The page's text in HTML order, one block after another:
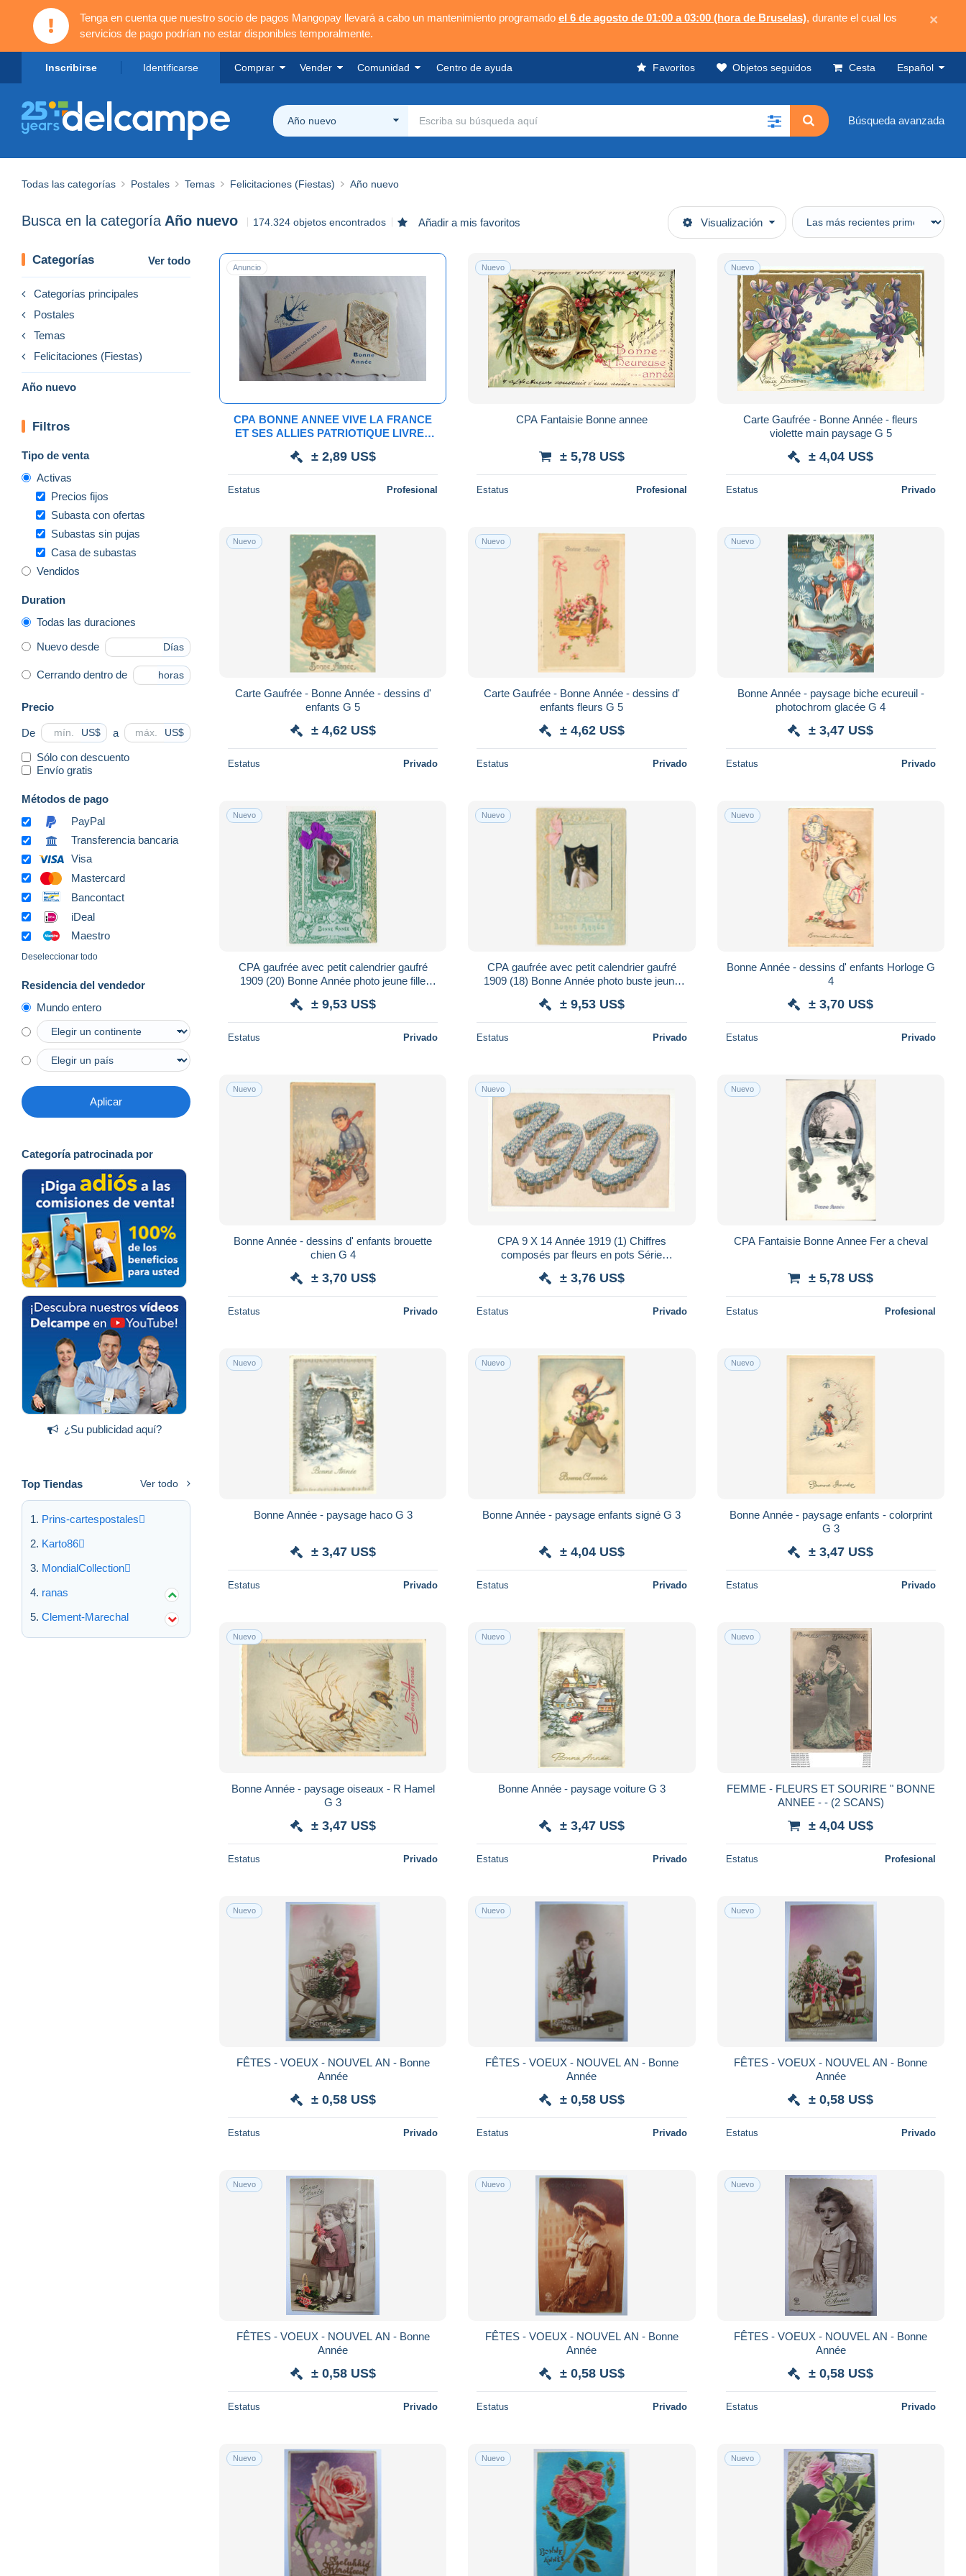
Tenga en cuenta que nuestro socio de pagos Mangopay llevará a cabo un mantenimiento programado el 6 de agosto de 01:00 a 03:00 (hora de Bruselas), durante el cual los
servicios de pago podrían no estar disponibles temporalmente.
×
Inscribirse Identificarse Comprar Vender Comunidad Centro de ayuda Favoritos Objetos seguidos Cesta Español
Año nuevo Búsqueda avanzada
Todas las categorías Postales Temas Felicitaciones (Fiestas) Año nuevo
Busca en la categoría Año nuevo 174.324 objetos encontrados Añadir a mis favoritos Visualización
Categorías Ver todo
Categorías principales
Postales
Temas
Felicitaciones (Fiestas)
Año nuevo
Filtros
Tipo de venta
Activas
Precios fijos
Subasta con ofertas
Subastas sin pujas
Casa de subastas
Vendidos
Duration
Todas las duraciones
Nuevo desde Días
Cerrando dentro de horas
Precio
De US$ a US$
Sólo con descuento
Envío gratis
Métodos de pago
PayPal
Transferencia bancaria
Visa
Mastercard
Bancontact
iDeal
Maestro
Deseleccionar todo
Residencia del vendedor
Mundo entero
Aplicar
Categoría patrocinada por
¿Su publicidad aquí?
Top Tiendas Ver todo
Prins-cartespostales
Karto86
MondialCollection
ranas
Clement-Marechal
Anuncio
CPA BONNE ANNEE VIVE LA FRANCE
ET SES ALLIES PATRIOTIQUE LIVRET
HIRONDELLE
± 2,89 US$
Estatus Profesional
Nuevo
CPA Fantaisie Bonne annee
± 5,78 US$
Estatus Profesional
Nuevo
Carte Gaufrée - Bonne Année - fleurs
violette main paysage G 5
± 4,04 US$
Estatus Privado
Nuevo
Carte Gaufrée - Bonne Année - dessins d'
enfants G 5
± 4,62 US$
Estatus Privado
Nuevo
Carte Gaufrée - Bonne Année - dessins d'
enfants fleurs G 5
± 4,62 US$
Estatus Privado
Nuevo
Bonne Année - paysage biche ecureuil -
photochrom glacée G 4
± 3,47 US$
Estatus Privado
Nuevo
CPA gaufrée avec petit calendrier gaufré
1909 (20) Bonne Année photo jeune fille
± 9,53 US$
Estatus Privado
Nuevo
CPA gaufrée avec petit calendrier gaufré
1909 (18) Bonne Année photo buste jeune
± 9,53 US$
Estatus Privado
Nuevo
Bonne Année - dessins d' enfants Horloge G
4
± 3,70 US$
Estatus Privado
Nuevo
Bonne Année - dessins d' enfants brouette
chien G 4
± 3,70 US$
Estatus Privado
Nuevo
CPA 9 X 14 Année 1919 (1) Chiffres
composés par fleurs en pots Série
± 3,76 US$
Estatus Privado
Nuevo
CPA Fantaisie Bonne Annee Fer a cheval
± 5,78 US$
Estatus Profesional
Nuevo
Bonne Année - paysage haco G 3
± 3,47 US$
Estatus Privado
Nuevo
Bonne Année - paysage enfants signé G 3
± 4,04 US$
Estatus Privado
Nuevo
Bonne Année - paysage enfants - colorprint
G 3
± 3,47 US$
Estatus Privado
Nuevo
Bonne Année - paysage oiseaux - R Hamel
G 3
± 3,47 US$
Estatus Privado
Nuevo
Bonne Année - paysage voiture G 3
± 3,47 US$
Estatus Privado
Nuevo
FEMME - FLEURS ET SOURIRE " BONNE
ANNEE - - (2 SCANS)
± 4,04 US$
Estatus Profesional
Nuevo
FÊTES - VOEUX - NOUVEL AN - Bonne
Année
± 0,58 US$
Estatus Privado
Nuevo
FÊTES - VOEUX - NOUVEL AN - Bonne
Année
± 0,58 US$
Estatus Privado
Nuevo
FÊTES - VOEUX - NOUVEL AN - Bonne
Année
± 0,58 US$
Estatus Privado
Nuevo
FÊTES - VOEUX - NOUVEL AN - Bonne
Année
± 0,58 US$
Estatus Privado
Nuevo
FÊTES - VOEUX - NOUVEL AN - Bonne
Année
± 0,58 US$
Estatus Privado
Nuevo
FÊTES - VOEUX - NOUVEL AN - Bonne
Année
± 0,58 US$
Estatus Privado
Nuevo Nuevo Nuevo